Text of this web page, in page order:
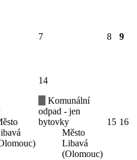
7 8 9
14
Komunální
odpad - jen
bytovky
Město
Libavá
(Olomouc)
15 16